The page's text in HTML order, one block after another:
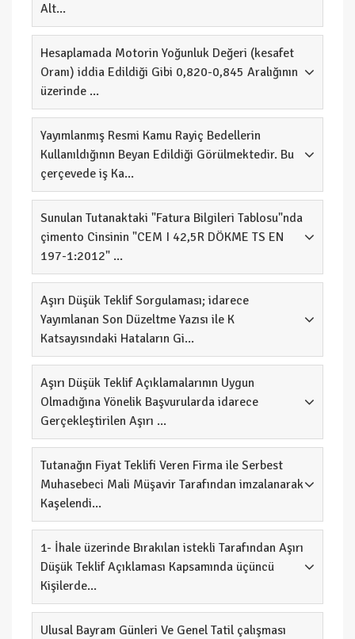
Alt...
Hesaplamada Motorin Yoğunluk Değeri (kesafet
Oranı) iddia Edildiği Gibi 0,820-0,845 Aralığının
üzerinde ...
Yayımlanmış Resmi Kamu Rayiç Bedellerin
Kullanıldığının Beyan Edildiği Görülmektedir. Bu
çerçevede iş Ka...
Sunulan Tutanaktaki "Fatura Bilgileri Tablosu"nda
çimento Cinsinin "CEM I 42,5R DÖKME TS EN
197-1:2012" ...
Aşırı Düşük Teklif Sorgulaması; idarece
Yayımlanan Son Düzeltme Yazısı ile K
Katsayısındaki Hataların Gi...
Aşırı Düşük Teklif Açıklamalarının Uygun
Olmadığına Yönelik Başvurularda idarece
Gerçekleştirilen Aşırı ...
Tutanağın Fiyat Teklifi Veren Firma ile Serbest
Muhasebeci Mali Müşavir Tarafından imzalanarak
Kaşelendi...
1- İhale üzerinde Bırakılan istekli Tarafından Aşırı
Düşük Teklif Açıklaması Kapsamında üçüncü
Kişilerde...
Ulusal Bayram Günleri Ve Genel Tatil çalışması